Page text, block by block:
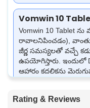
Vomwin 10
Vomwin 10 Tablet
రావాలనిపించడం),
జీర్ణ సమస్యలతో వచ్చే
ఉపయోగిస్తారు. ఇందులో
ఆహారం కదలికను
అంటే వాంతి
కడుపు అసౌకర్యం
Rating & Reviews